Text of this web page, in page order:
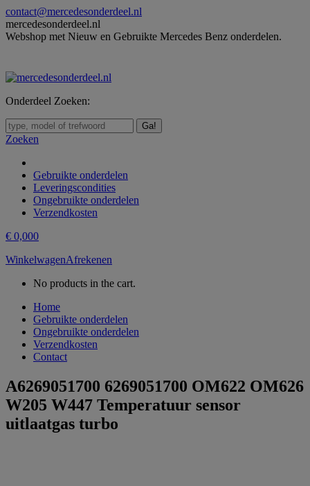
Skip
to
content
contact@mercedesonderdeel.nl
mercedesonderdeel.nl
Webshop met Nieuw en Gebruikte Mercedes Benz onderdelen.
Onderdeel Zoeken:
Zoeken:
Zoeken
Gebruikte onderdelen
Leveringscondities
Ongebruikte onderdelen
Verzendkosten
€ 0,000
WinkelwagenAfrekenen
No products in the cart.
Home
Gebruikte onderdelen
Ongebruikte onderdelen
Verzendkosten
Contact
A6269051700 6269051700 OM622 OM626
W205 W447 Temperatuur sensor
uitlaatgas turbo